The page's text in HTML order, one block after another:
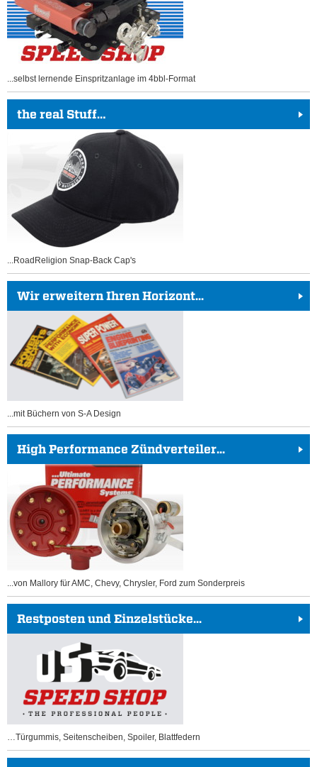
...selbst lernende Einspritzanlage im 4bbl-Format
the real Stuff…
...RoadReligion Snap-Back Cap's
Wir erweitern Ihren Horizont...
...mit Büchern von S-A Design
High Performance Zündverteiler...
...von Mallory für AMC, Chevy, Chrysler, Ford zum Sonderpreis
Restposten und Einzelstücke...
…Türgummis, Seitenscheiben, Spoiler, Blattfedern